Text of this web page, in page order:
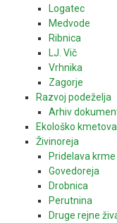
Logatec
Medvode
Ribnica
LJ. Vič
Vrhnika
Zagorje
Razvoj podeželja
Arhiv
Ekološko
Živinoreja
Pridelava
Govedoreja
Drobnica
Perutnina
Druge rejne